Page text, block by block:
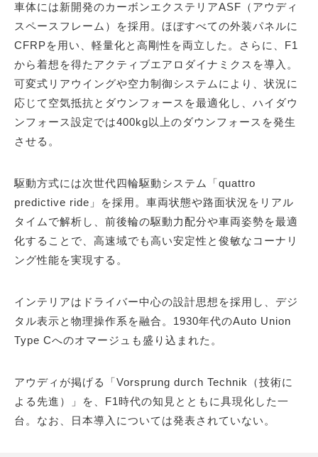
車体には新開発のカーボンエクステリアASF（アウディ
スペースフレーム）を採用。ほぼすべての外装パネルに
CFRPを用い、軽量化と高剛性を両立した。さらに、F1
から着想を得たアクティブエアロダイナミクスを導入。
可変式リアウイングや空力制御システムにより、状況に
応じて空気抵抗とダウンフォースを最適化し、ハイダウ
ンフォース設定では400kg以上のダウンフォースを発生
させる。
駆動方式には次世代四輪駆動システム「quattro
predictive ride」を採用。車両状態や路面状況をリアル
タイムで解析し、前後輪の駆動力配分や車両姿勢を最適
化することで、高速域でも高い安定性と俊敏なコーナリ
ング性能を実現する。
インテリアはドライバー中心の設計思想を採用し、デジ
タル表示と物理操作系を融合。1930年代のAuto Union
Type Cへのオマージュも盛り込まれた。
アウディが掲げる「Vorsprung durch Technik（技術に
よる先進）」を、F1時代の知見とともに具現化した一
台。なお、日本導入については発表されていない。